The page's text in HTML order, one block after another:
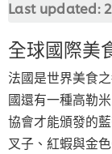
Last updated:
全球國際美
法國是世界美食
國還有一種高勒
協會才能頒發的
叉子、紅蝦與金